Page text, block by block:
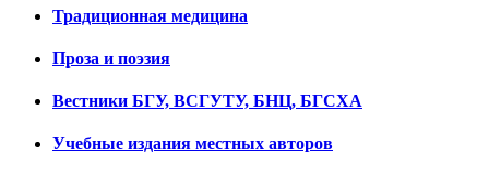
Традиционная медицина
Проза и поэзия
Вестники БГУ, ВСГУТУ, БНЦ, БГСХА
Учебные издания местных авторов